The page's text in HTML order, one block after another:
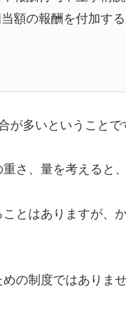
額の報酬を付加す
が多いということで
さ、量を考えると
とはありますが、
の制度ではありませ